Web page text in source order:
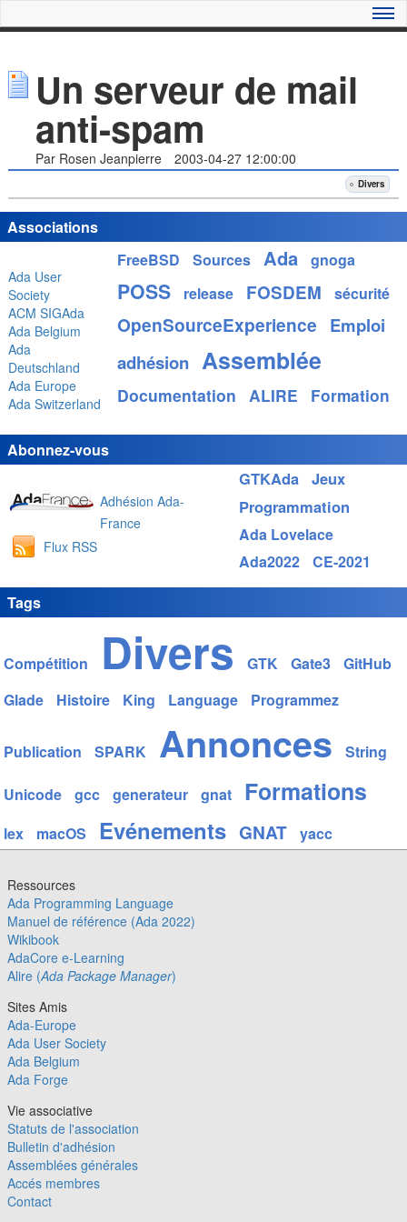
Un serveur de mail
anti-spam
Par Rosen Jeanpierre 2003-04-27 12:00:00
Divers
Associations
Ada User
Society
ACM SIGAda
Ada Belgium
Ada
Deutschland
Ada Europe
Ada Switzerland
Abonnez-vous
Adhésion Ada-
France
Flux RSS
Tags
FreeBSD Sources Ada gnoga
POSS release FOSDEM sécurité
OpenSourceExperience Emploi
adhésion Assemblée
Documentation ALIRE Formation
GTKAda Jeux
Programmation
Ada Lovelace
Ada2022
CE-2021
Compétition Divers GTK Gate3
GitHub
Glade
Histoire King Language Programmez
Publication SPARK Annonces String
Unicode gcc generateur gnat Formations
lex macOS Evénements GNAT yacc
Ressources
Ada Programming Language
Manuel de référence (Ada 2022)
Wikibook
AdaCore e-Learning
Alire (Ada Package Manager)
Sites Amis
Ada-Europe
Ada User Society
Ada Belgium
Ada Forge
Vie associative
Statuts de l'association
Bulletin d'adhésion
Assemblées générales
Accés membres
Contact